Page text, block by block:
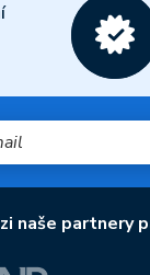
naše partnery